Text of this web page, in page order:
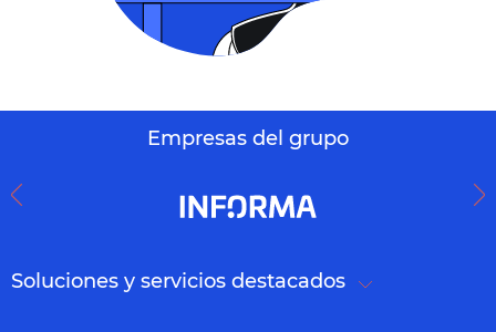
Empresas del grupo
Soluciones y servicios destacados